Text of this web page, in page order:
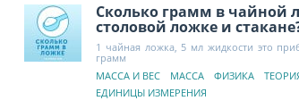
Сколько грамм в чайной
столовой ложке и
1 чайная ложка, 5 мл жидкости это
грамм
МАССА И ВЕС
МАССА ФИЗИКА
ЕДИНИЦЫ ИЗМЕРЕНИЯ